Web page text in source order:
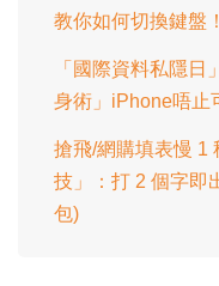
教你如何切換鍵盤！
「國際資料私隱
身術」iPhone唔止
搶飛/網購填表慢 1
技」：打 2 個字即
包)